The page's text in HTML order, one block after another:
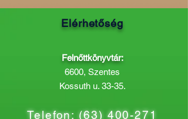
Elérhetőség
Felnőttkönyvtár:
6600, Szentes
Kossuth u. 33-35.
Telefon:(63) 400-271